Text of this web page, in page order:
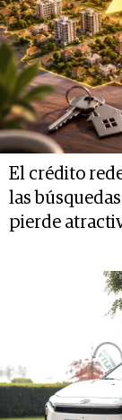
El crédito
las
pierde